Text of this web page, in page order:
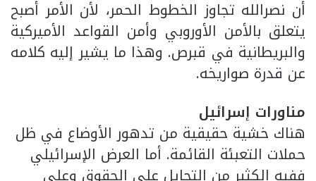
أن نصرالله تجاوز الخطوط الحمر، لأن الأمر أصبح
يتعلق بالأمن الأوروبي وأمن القواعد الأميركية
والبريطانية في قبرص. وهذا ما يشير إليه كلامه
عن قدرة صواريخه.
مناورات إسرائيل
هناك خشية حقيقية من تدهور الأوضاع في ظل
حملات التعبئة القائمة. أما العرض الإسرائيلي
ففيه الكثير من التحايل على الحقوق وعلى